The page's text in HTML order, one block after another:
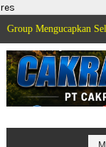
res
Selamat